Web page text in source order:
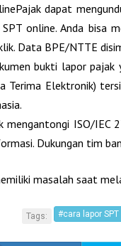
dapat
SPT online. Anda bisa
Data BPE/NTTE
bukti lapor pajak
Terima Elektronik)
mengantongi ISO/IEC
Dukungan tim
masalah saat
Tags: #cara lapor SPT